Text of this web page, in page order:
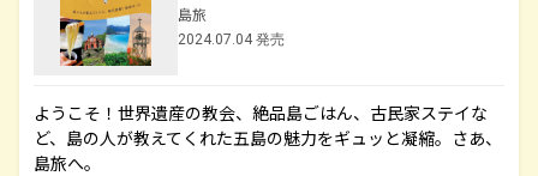
島旅
2024.07.04 発売
ようこそ！世界遺産の教会、絶品島ごはん、古民家ステイな
ど、島の人が教えてくれた五島の魅力をギュッと凝縮。さあ、
島旅へ。